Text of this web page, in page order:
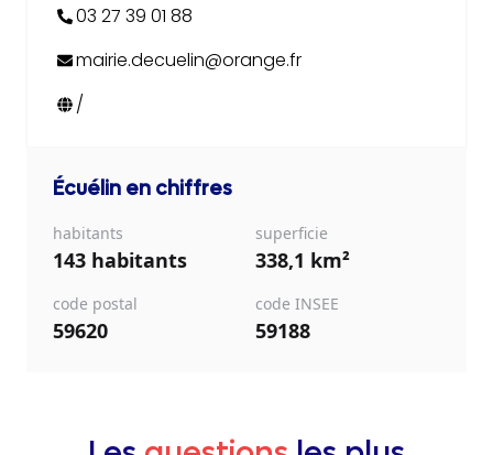
03 27 39 01 88
mairie.decuelin@orange.fr
/
Écuélin en chiffres
habitants
143 habitants
superficie
338,1 km²
code postal
59620
code INSEE
59188